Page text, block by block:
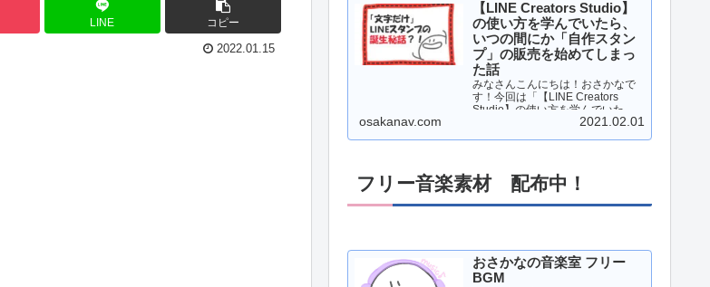
LINE コピー
2022.01.15
【LINE Creators Studio】
の使い方を学んでいたら、
いつの間にか「自作スタン
プ」の販売を始めてしまっ
た話
みなさんこんにちは！おさかなで
す！今回は「【LINE Creators
Studio】の使い方を学んでいた
ら、いつの間にか「自作スタン
osakanav.com 2021.02.01
フリー音楽素材 配布中！
おさかなの音楽室 フリー
BGM